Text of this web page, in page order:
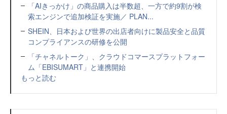
「AIきっかけ」の商品購入は半数超、一方で約9割が検
索エンジンで追加検証を実施／ PLAN...
SHEIN、日本および世界の出店者向けに製品安全と品質
コンプライアンスの研修を公開
「チャネルトーク」、クラウドコマースプラットフォー
ム「EBISUMART」と連携開始
もっと読む